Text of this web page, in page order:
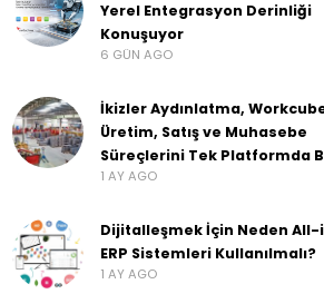
Yerel Entegrasyon Derinliği
Konuşuyor
6 GÜN AGO
İkizler Aydınlatma, Workcube
Üretim, Satış ve Muhasebe
Süreçlerini Tek Platformda
1 AY AGO
Dijitalleşmek İçin Neden
ERP Sistemleri Kullanılmalı?
1 AY AGO